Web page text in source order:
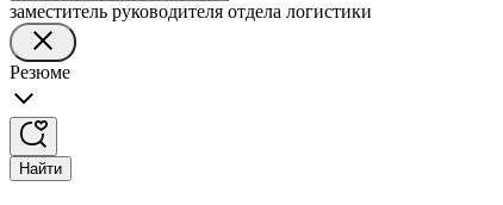
заместитель руководителя отдела логистики
Резюме
Найти